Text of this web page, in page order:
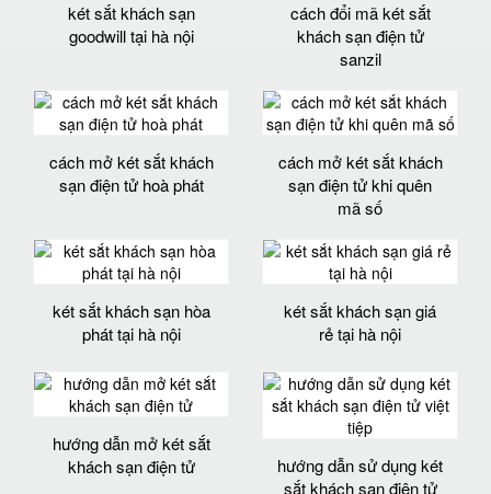
két sắt khách sạn
goodwill tại hà nội
cách đổi mã két sắt
khách sạn điện tử
sanzil
cách mở két sắt khách
sạn điện tử hoà phát
cách mở két sắt khách
sạn điện tử khi quên
mã số
két sắt khách sạn hòa
phát tại hà nội
két sắt khách sạn giá
rẻ tại hà nội
hướng dẫn mở két sắt
khách sạn điện tử
hướng dẫn sử dụng két
sắt khách sạn điện tử